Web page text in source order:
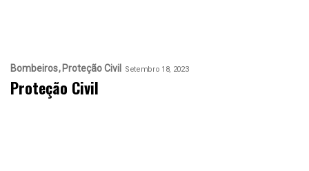
Bombeiros Proteção Civil Setembro 18, 2023
Proteção Civil